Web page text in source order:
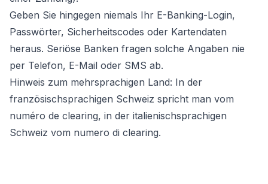
Geben Sie hingegen niemals Ihr E-Banking-Login,
Passwörter, Sicherheitscodes oder Kartendaten
heraus. Seriöse Banken fragen solche Angaben nie
per Telefon, E-Mail oder SMS ab.
Hinweis zum mehrsprachigen Land: In der
französischsprachigen Schweiz spricht man vom
numéro de clearing, in der italienischsprachigen
Schweiz vom numero di clearing.